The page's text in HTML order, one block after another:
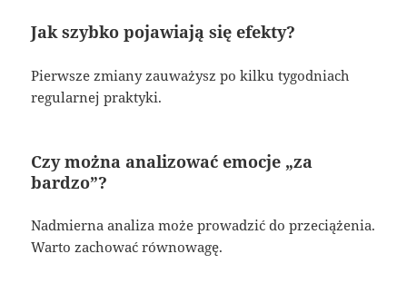
Jak szybko pojawiają się efekty?
Pierwsze zmiany zauważysz po kilku tygodniach
regularnej praktyki.
Czy można analizować emocje „za
bardzo”?
Nadmierna analiza może prowadzić do przeciążenia.
Warto zachować równowagę.